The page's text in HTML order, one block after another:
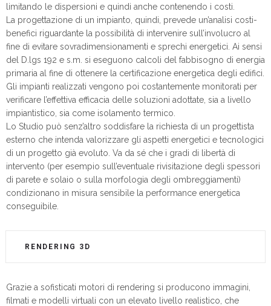
limitando le dispersioni e quindi anche contenendo i costi.
La progettazione di un impianto, quindi, prevede un’analisi costi-
benefici riguardante la possibilità di intervenire sull’involucro al
fine di evitare sovradimensionamenti e sprechi energetici. Ai sensi
del D.lgs 192 e s.m. si eseguono calcoli del fabbisogno di energia
primaria al fine di ottenere la certificazione energetica degli edifici.
Gli impianti realizzati vengono poi costantemente monitorati per
verificare l’effettiva efficacia delle soluzioni adottate, sia a livello
impiantistico, sia come isolamento termico.
Lo Studio può senz’altro soddisfare la richiesta di un progettista
esterno che intenda valorizzare gli aspetti energetici e tecnologici
di un progetto già evoluto. Va da sé che i gradi di libertà di
intervento (per esempio sull’eventuale rivisitazione degli spessori
di parete e solaio o sulla morfologia degli ombreggiamenti)
condizionano in misura sensibile la performance energetica
conseguibile.
RENDERING 3D
Grazie a sofisticati motori di rendering si producono immagini,
filmati e modelli virtuali con un elevato livello realistico, che